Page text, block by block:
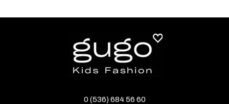
0 (536) 684 56 60